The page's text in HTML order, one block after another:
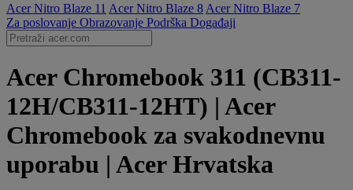
Acer Nitro Blaze 11 Acer Nitro Blaze 8 Acer Nitro Blaze 7
Za poslovanje Obrazovanje Podrška Događaji
Acer Chromebook 311 (CB311-
12H/CB311-12HT) | Acer
Chromebook za svakodnevnu
uporabu | Acer Hrvatska